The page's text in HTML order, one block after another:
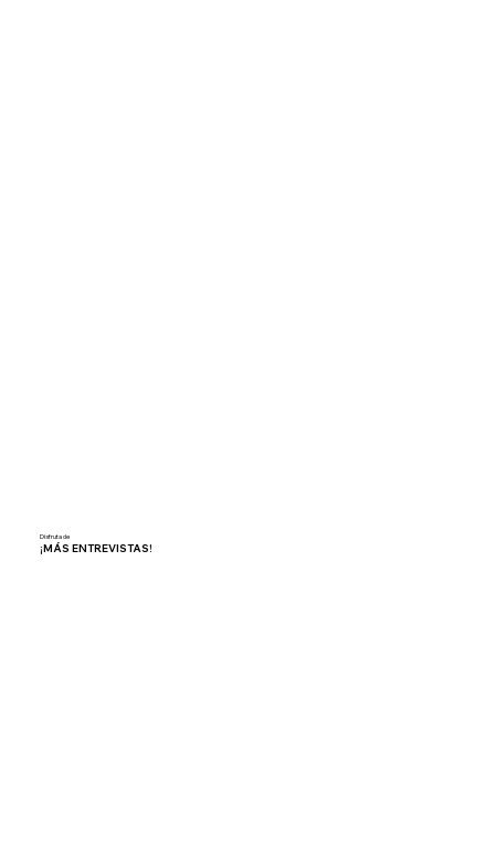
Disfruta de
¡MÁS ENTREVISTAS!